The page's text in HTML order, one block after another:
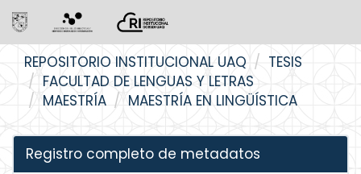
navigation
REPOSITORIO INSTITUCIONAL UAQ
TESIS
FACULTAD DE LENGUAS Y LETRAS
MAESTRÍA
MAESTRÍA EN LINGÜÍSTICA
Registro completo de metadatos